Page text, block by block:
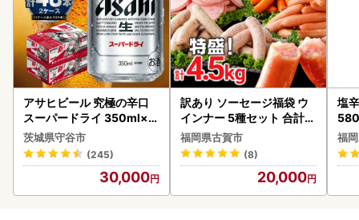
アサヒビール 究極の辛口
スーパードライ 350ml×4
8本 ビール
茨城県守谷市
(245)
30,000
訳あり ソーセージ福袋 ウ
インナー 5種セット 合計4.
5kg ソーセージ
福岡県古賀市
(8)
20,000
塩
福